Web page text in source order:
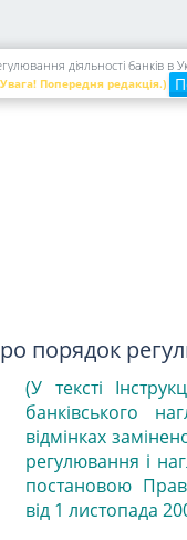
діяльності банків в
Попередня редакція.)
порядок
(У тексті
банківського
відмінках
регулювання і
постановою
від 1 листопада